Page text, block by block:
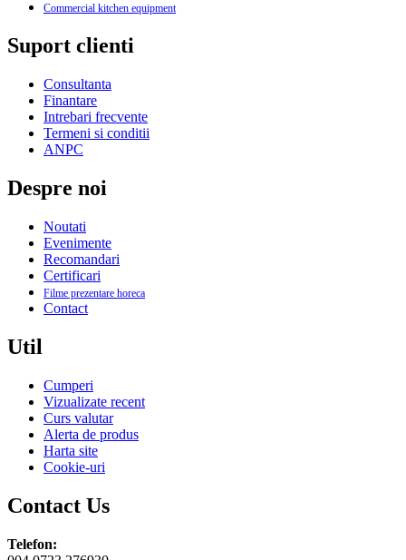
Commercial kitchen equipment
Suport clienti
Consultanta
Finantare
Intrebari frecvente
Termeni si conditii
ANPC
Despre noi
Noutati
Evenimente
Recomandari
Certificari
Filme prezentare horeca
Contact
Util
Cumperi
Vizualizate recent
Curs valutar
Alerta de produs
Harta site
Cookie-uri
Contact Us
Telefon: